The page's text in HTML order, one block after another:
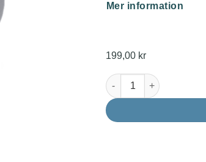
Mer information
199,00 kr
Spa seat mängd